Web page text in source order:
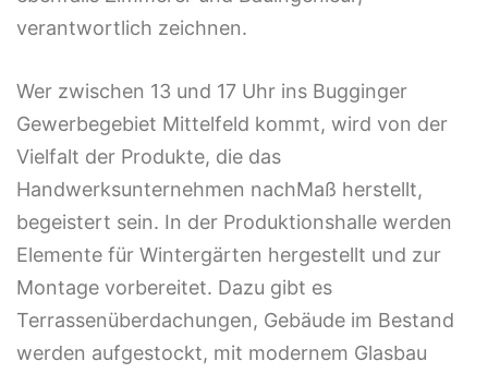
verantwortlich zeichnen.
Wer zwischen 13 und 17 Uhr ins Bugginger
Gewerbegebiet Mittelfeld kommt, wird von der
Vielfalt der Produkte, die das
Handwerksunternehmen nachMaß herstellt,
begeistert sein. In der Produktionshalle werden
Elemente für Wintergärten hergestellt und zur
Montage vorbereitet. Dazu gibt es
Terrassenüberdachungen, Gebäude im Bestand
werden aufgestockt, mit modernem Glasbau